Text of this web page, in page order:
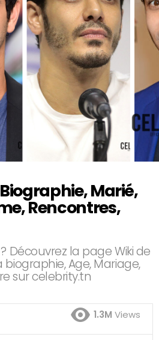
Marié,
Rencontres,
Découvrez la page Wiki de
biographie, Age, Mariage,
sur celebrity.tn
1.3M Views